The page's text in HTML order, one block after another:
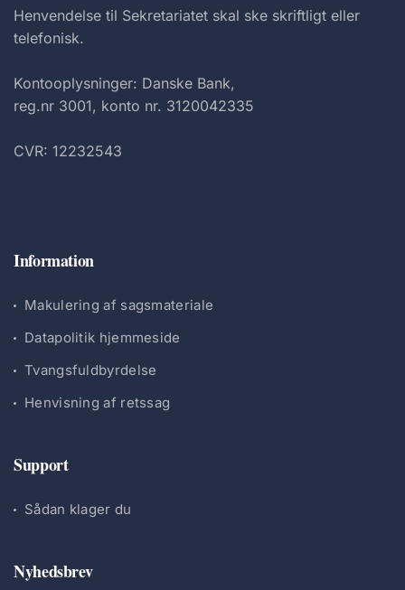
Henvendelse til Sekretariatet skal ske skriftligt eller
telefonisk.
Kontooplysninger: Danske Bank,
reg.nr 3001, konto nr. 3120042335
CVR: 12232543
Information
Makulering af sagsmateriale
Datapolitik hjemmeside
Tvangsfuldbyrdelse
Henvisning af retssag
Support
Sådan klager du
Nyhedsbrev